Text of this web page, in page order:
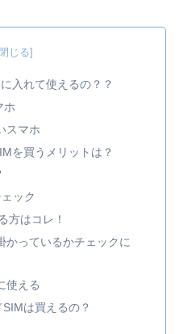
入れて使えるの？？
ホ
スマホ
を買うメリットは？
ック
方はコレ！
かっているかチェックに
使える
は買えるの？